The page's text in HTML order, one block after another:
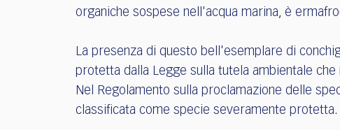
organiche sospese nell'acqua marina, è
La presenza di questo bell'esemplare di
protetta dalla Legge sulla tutela ambientale
Nel Regolamento sulla proclamazione delle
classificata come specie severamente protetta.